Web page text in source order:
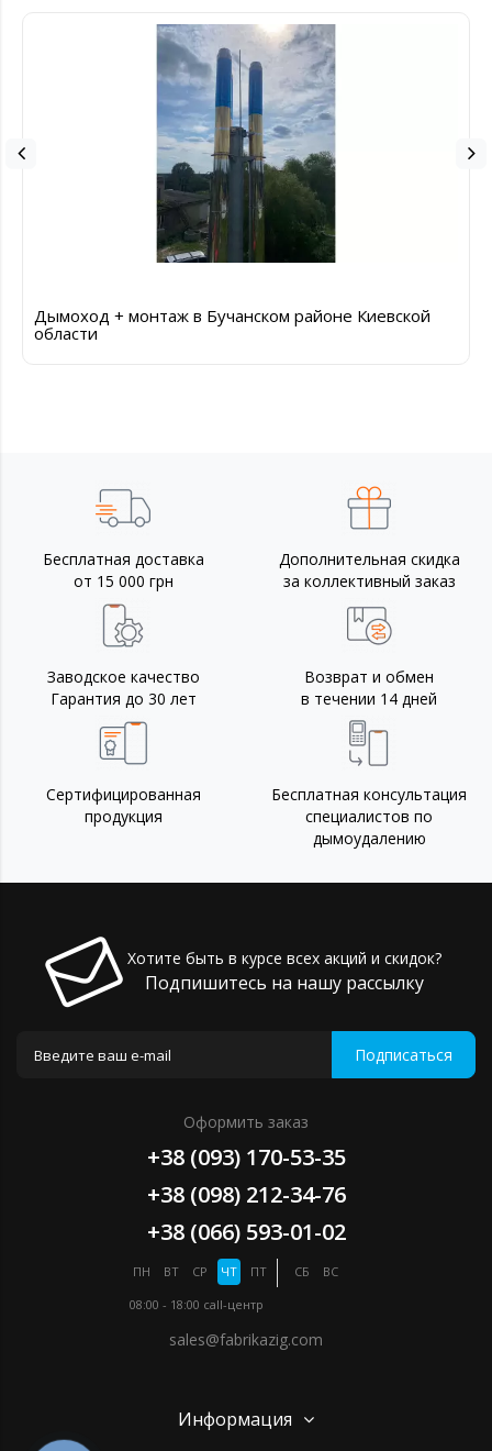
Дымоход + монтаж в Бучанском районе Киевской
области
Бесплатная доставка
от 15 000 грн
Дополнительная скидка
за коллективный заказ
Заводское качество
Гарантия до 30 лет
Возврат и обмен
в течении 14 дней
Сертифицированная
продукция
Бесплатная консультация
специалистов по
дымоудалению
Хотите быть в курсе всех акций и скидок?
Подпишитесь на нашу рассылку
Подписаться
Оформить заказ
+38 (093) 170-53-35
+38 (098) 212-34-76
+38 (066) 593-01-02
ПН ВТ СР ЧТ ПТ СБ
ВС
08:00 - 18:00 call-центр
sales@fabrikazig.com
Информация